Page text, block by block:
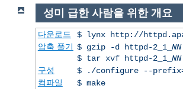
성미 급한 사람을 위한 개요
다운로드
$ lynx http://
압축 풀기 $ gzip -d httpd-2_1_ NN
$ tar xvf httpd-2_1_ NN
구성
$ ./configure --
컴파일
$ make